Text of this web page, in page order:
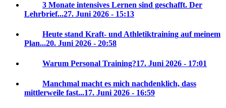
3 Monate intensives Lernen sind geschafft. Der
Lehrbrief...27. Juni 2026 - 15:13
Heute stand Kraft- und Athletiktraining auf meinem
Plan...20. Juni 2026 - 20:58
Warum Personal Training?17. Juni 2026 - 17:01
Manchmal macht es mich nachdenklich, dass
mittlerweile fast...17. Juni 2026 - 16:59